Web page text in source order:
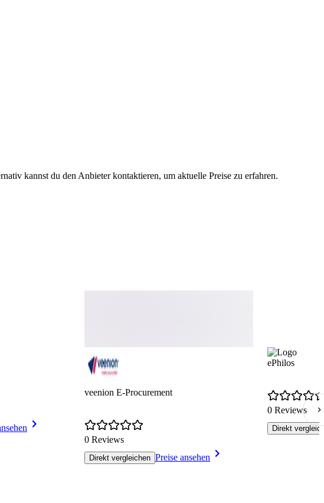
kannst du den Anbieter kontaktieren, um aktuelle Preise zu erfahren.
veenion E-Procurement
0 Reviews
Direkt vergleichen Preise ansehen
ePhilos
0 Reviews
Direkt